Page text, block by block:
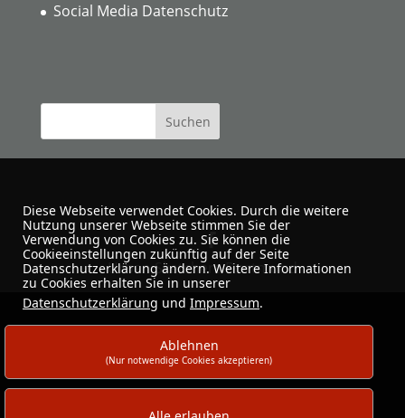
Social Media Datenschutz
Urban Sketchers Dortmund
Diese Webseite verwendet Cookies. Durch die weitere
Nutzung unserer Webseite stimmen Sie der
Verwendung von Cookies zu. Sie können die
Cookieeinstellungen zukünftig auf der Seite
Datenschutzerklärung ändern. Weitere Informationen
zu Cookies erhalten Sie in unserer
Datenschutzerklärung und Impressum.
Ablehnen
(Nur notwendige Cookies akzeptieren)